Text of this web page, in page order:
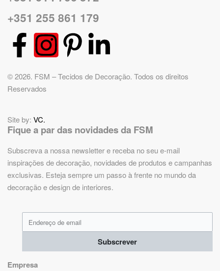
+351 255 861 179
© 2026. FSM – Tecidos de Decoração. Todos os direitos
Reservados
Site by: VC.
Fique a par das novidades da FSM
Subscreva a nossa newsletter e receba no seu e-mail
inspirações de decoração, novidades de produtos e campanhas
exclusivas. Esteja sempre um passo à frente no mundo da
decoração e design de interiores.
Subscrever
Empresa